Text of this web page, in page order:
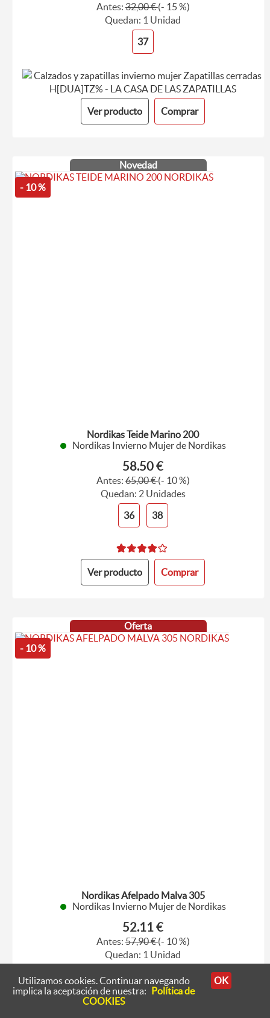
Antes:32,00 €(- 15 %)
Quedan: 1 Unidad
37
Ver producto Comprar
Novedad
- 10 %
Nordikas Teide Marino 200
Nordikas Invierno Mujer de Nordikas
58.50 €
Antes:65,00 €(- 10 %)
Quedan: 2 Unidades
36
38
Ver producto Comprar
Oferta
- 10 %
Nordikas Afelpado Malva 305
Nordikas Invierno Mujer de Nordikas
52.11 €
Antes:57,90 €(- 10 %)
Quedan: 1 Unidad
Utilizamos cookies. Continuar navegando
implica la aceptación de nuestra: Política de
COOKIES
OK